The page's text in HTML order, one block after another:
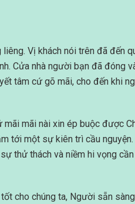
Vị khách nói trên đã đến
Cửa nhà người bạn đã đóng
tâm cứ gõ mãi, cho đến khi
mãi nài xin ép buộc được
tới một sự kiên trì cầu
thử thách và niềm hi vọng
cho chúng ta, Người sẵn